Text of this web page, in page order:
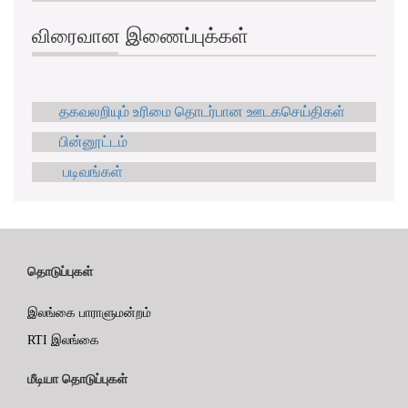
விரைவான இணைப்புக்கள்
தகவலறியும் உரிமை தொடர்பான ஊடகசெய்திகள்
பின்னூட்டம்
படிவங்கள்
தொடுப்புகள்
இலங்கை பாராளுமன்றம்
RTI இலங்கை
மீடியா தொடுப்புகள்